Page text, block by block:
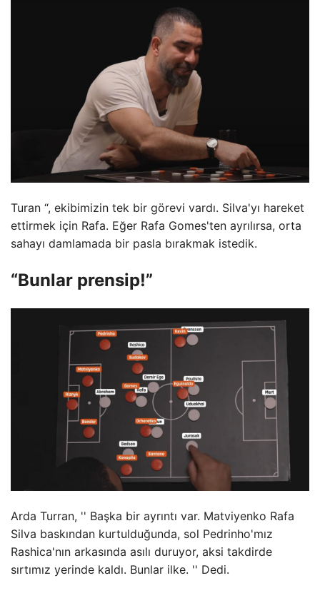
Turan “, ekibimizin tek bir görevi vardı. Silva'yı hareket
ettirmek için Rafa. Eğer Rafa Gomes'ten ayrılırsa, orta
sahayı damlamada bir pasla bırakmak istedik.
“Bunlar prensip!”
Arda Turran, '' Başka bir ayrıntı var. Matviyenko Rafa
Silva baskından kurtulduğunda, sol Pedrinho'mız
Rashica'nın arkasında asılı duruyor, aksi takdirde
sırtımız yerinde kaldı. Bunlar ilke. '' Dedi.